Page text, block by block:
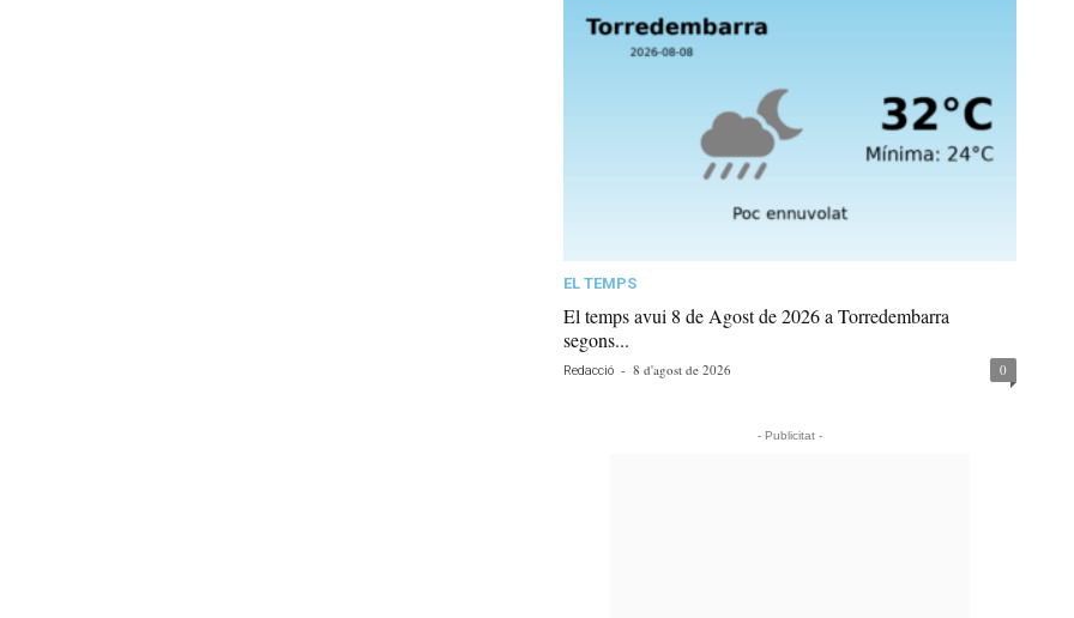
EL TEMPS
El temps avui 8 de Agost de 2026 a Torredembarra
segons...
Redacció - 8 d'agost de 2026 0
- Publicitat -